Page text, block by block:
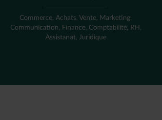
Commerce, Achats, Vente, Marketing,
Communication, Finance, Comptabilité, RH,
Assistanat, Juridique